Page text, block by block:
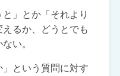
」とか「それより
るか、どうとでも
い。
という質問に対す